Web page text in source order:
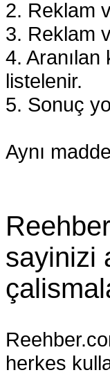
2. Reklam
3. Reklam
4.
listelenir.
5. Sonuç
Aynı
sayinizi
herkes